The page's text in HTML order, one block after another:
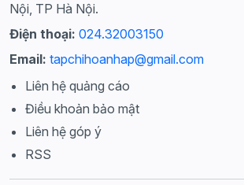
Nội, TP Hà Nội.
Điện thoại: 024.32003150
Email: tapchihoanhap@gmail.com
Liên hệ quảng cáo
Điều khoản bảo mật
Liên hệ góp ý
RSS